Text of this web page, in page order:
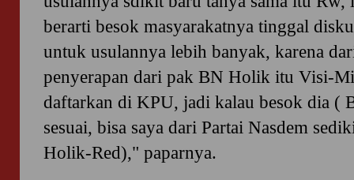
berarti besok masyarakatnya tinggal
untuk usulannya lebih banyak, karena
penyerapan dari pak BN Holik itu Visi-
daftarkan di KPU, jadi kalau besok dia (
sesuai, bisa saya dari Partai Nasdem
Holik-Red)," paparnya.